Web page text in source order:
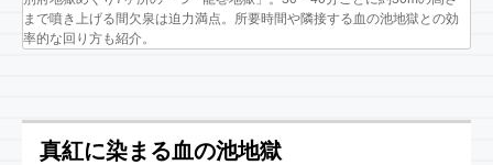
まで噴き上げる間欠泉は迫力満点。所要時間や隣接する血の池地獄との効
率的な回り方も紹介。
真紅に染まる血の池地獄